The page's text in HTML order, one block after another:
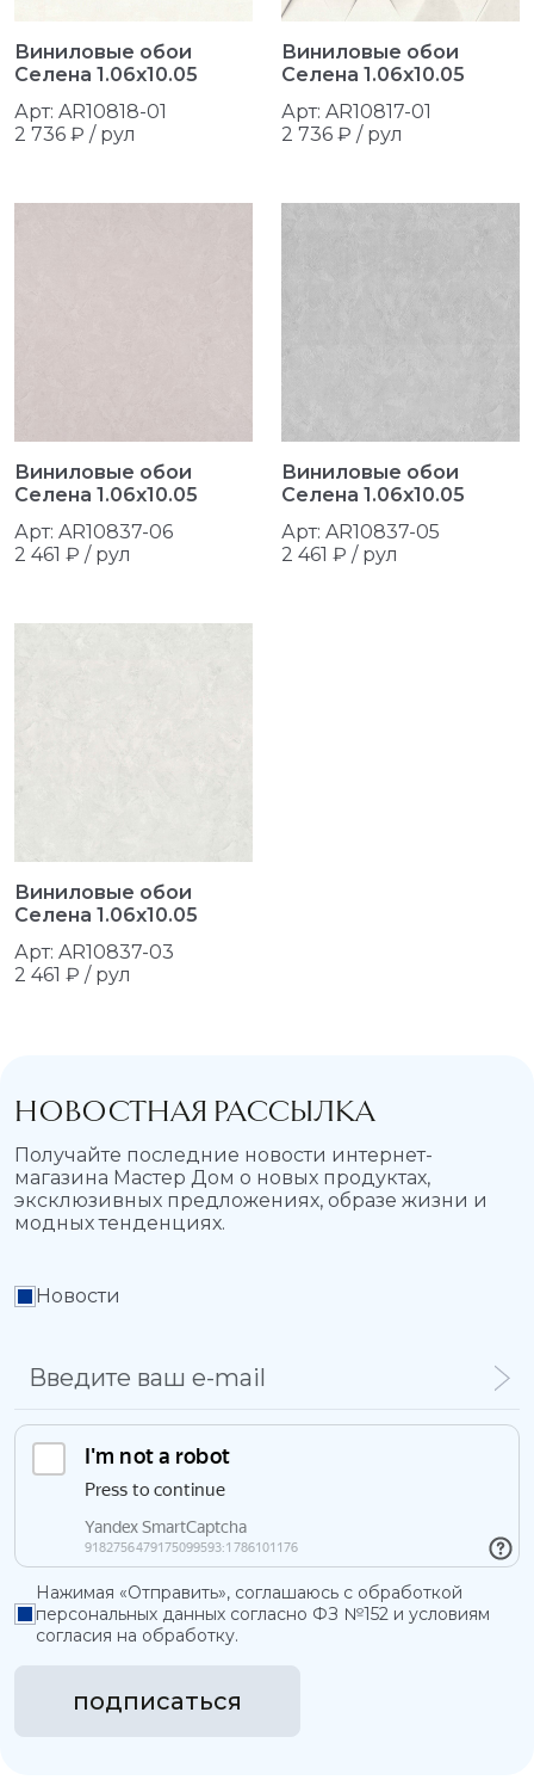
Виниловые обои
Селена 1.06x10.05
Арт: AR10818-01
2 736 ₽ / рул
Виниловые обои
Селена 1.06x10.05
Арт: AR10817-01
2 736 ₽ / рул
Виниловые обои
Селена 1.06x10.05
Арт: AR10837-06
2 461 ₽ / рул
Виниловые обои
Селена 1.06x10.05
Арт: AR10837-05
2 461 ₽ / рул
Виниловые обои
Селена 1.06x10.05
Арт: AR10837-03
2 461 ₽ / рул
НОВОСТНАЯ РАССЫЛКА
Получайте последние новости интернет-
магазина Мастер Дом о новых продуктах,
эксклюзивных предложениях, образе жизни и
модных тенденциях.
Новости
Нажимая «Отправить», соглашаюсь с обработкой
персональных данных согласно ФЗ №152 и условиям
согласия на обработку.
подписаться